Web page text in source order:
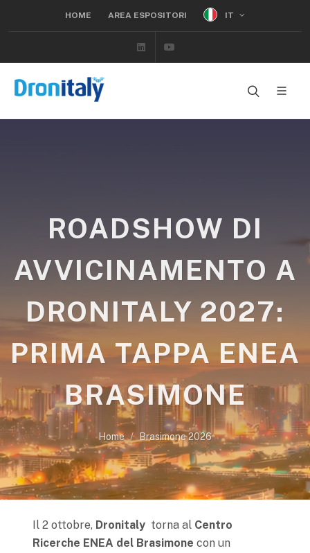
HOME AREA ESPOSITORI IT
Linkedin
ROADSHOW DI
AVVICINAMENTO A
DRONITALY 2027:
PRIMA TAPPA ENEA
BRASIMONE
Home Brasimone 2026
Il 2 ottobre, Dronitaly torna al Centro
Ricerche ENEA del Brasimone con un